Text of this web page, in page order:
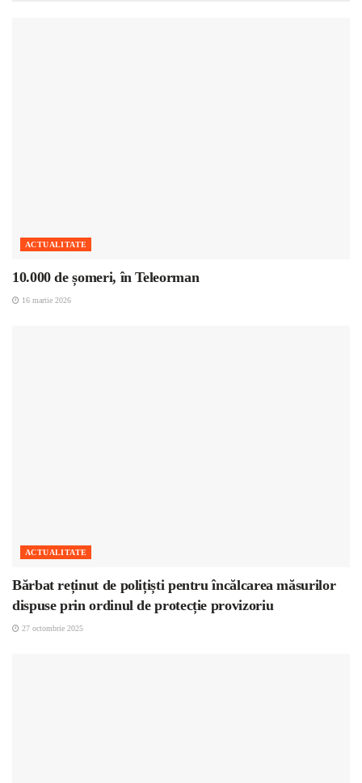
ACTUALITATE
10.000 de șomeri, în Teleorman
16 martie 2026
ACTUALITATE
Bărbat reținut de polițiști pentru încălcarea măsurilor
dispuse prin ordinul de protecție provizoriu
27 octombrie 2025